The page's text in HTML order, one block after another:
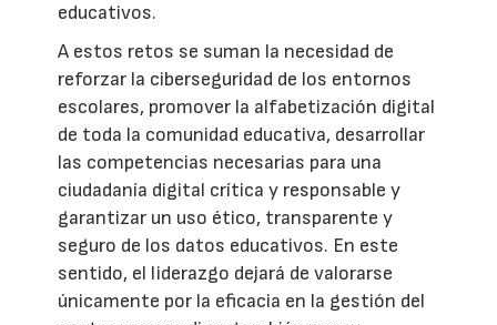
educativos.
A estos retos se suman la necesidad de
reforzar la ciberseguridad de los entornos
escolares, promover la alfabetización digital
de toda la comunidad educativa, desarrollar
las competencias necesarias para una
ciudadanía digital crítica y responsable y
garantizar un uso ético, transparente y
seguro de los datos educativos. En este
sentido, el liderazgo dejará de valorarse
únicamente por la eficacia en la gestión del